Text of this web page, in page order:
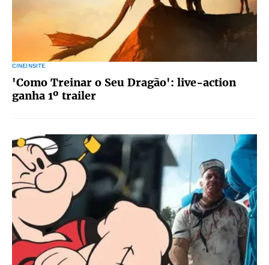
CINEINSITE
'Como Treinar o Seu Dragão': live-action
ganha 1º trailer